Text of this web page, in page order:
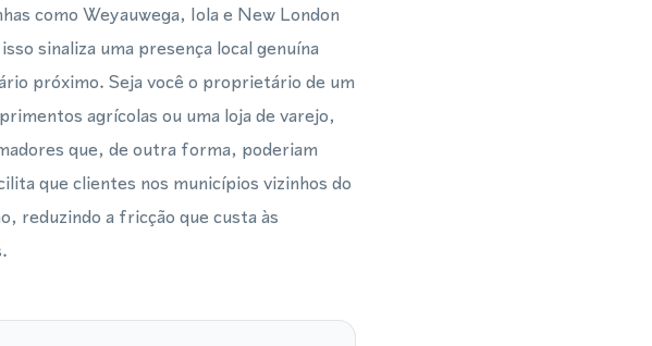
como Weyauwega, Iola e New London
sinaliza uma presença local genuína
próximo. Seja você o proprietário de um
agrícolas ou uma loja de varejo,
que, de outra forma, poderiam
que clientes nos municípios vizinhos do
reduzindo a fricção que custa às